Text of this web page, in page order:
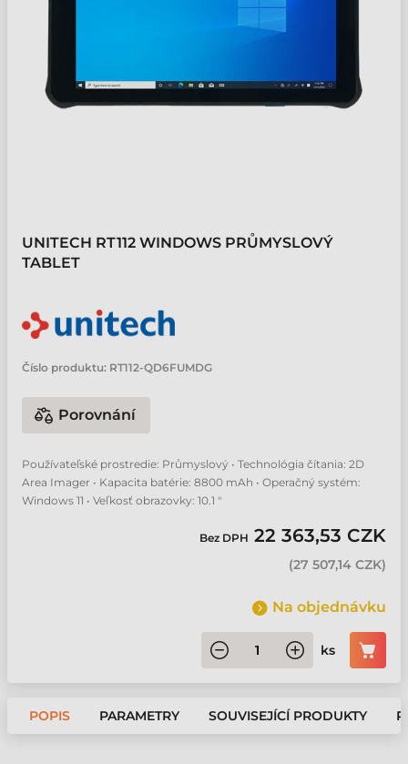
UNITECH RT112 WINDOWS PRŮMYSLOVÝ
TABLET
Číslo produktu: RT112-QD6FUMDG
Porovnání
Používateľské prostredie: Průmyslový • Technológia čítania: 2D
Area Imager • Kapacita batérie: 8800 mAh • Operačný systém:
Windows 11 • Veľkosť obrazovky: 10.1 "
Bez DPH 22 363,53 CZK
(27 507,14 CZK)
Na objednávku
ks
POPIS PARAMETRY SOUVISEJÍCÍ PRODUKTY